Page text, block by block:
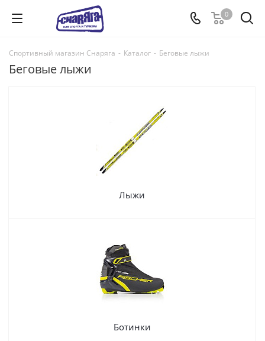
0
Спортивный магазин Снаряга - Каталог - Беговые лыжи
Беговые лыжи
Лыжи
Ботинки